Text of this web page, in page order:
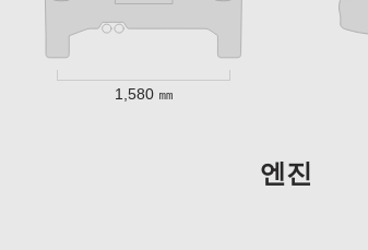
1,580 ㎜
엔진